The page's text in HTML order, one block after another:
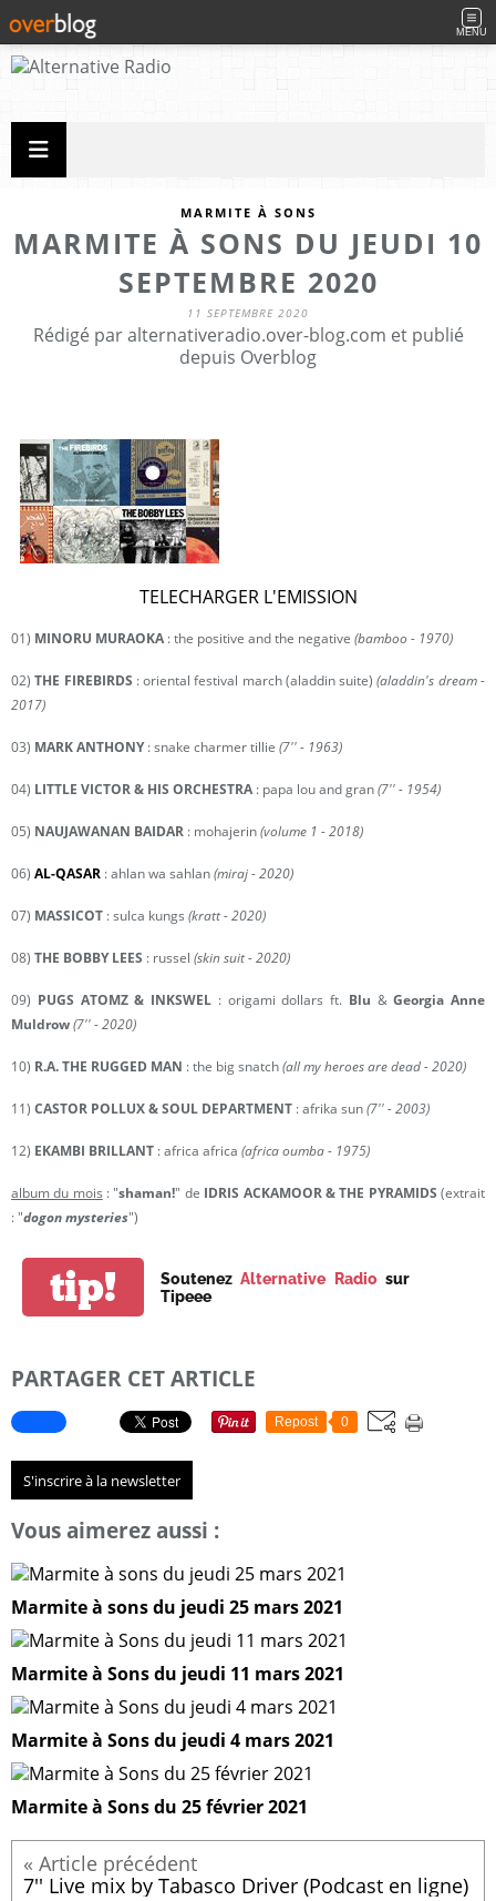
MENU
MARMITE À SONS
MARMITE À SONS DU JEUDI 10
SEPTEMBRE 2020
11 SEPTEMBRE 2020
Rédigé par alternativeradio.over-blog.com et publié
depuis Overblog
TELECHARGER L'EMISSION
01) MINORU MURAOKA : the positive and the negative (bamboo - 1970)
02) THE FIREBIRDS : oriental festival march (aladdin suite) (aladdin's dream -
2017)
03) MARK ANTHONY: snake charmer tillie (7'' - 1963)
04) LITTLE VICTOR & HIS ORCHESTRA : papa lou and gran(7'' - 1954)
05) NAUJAWANAN BAIDAR : mohajerin(volume 1 - 2018)
06) AL-QASAR : ahlan wa sahlan(miraj - 2020)
07) MASSICOT : sulca kungs (kratt - 2020)
08) THE BOBBY LEES : russel (skin suit - 2020)
09) PUGS ATOMZ & INKSWEL : origami dollars ft. Blu &Georgia Anne
Muldrow(7'' - 2020)
10) R.A. THE RUGGED MAN : the big snatch(all my heroes are dead - 2020)
11) CASTOR POLLUX & SOUL DEPARTMENT : afrika sun(7'' - 2003)
12) EKAMBI BRILLANT : africa africa (africa oumba - 1975)
album du mois : "shaman!" de IDRIS ACKAMOOR & THE PYRAMIDS (extrait
: "dogon mysteries")
tip! SoutenezAlternative Radiosur
Tipeee
PARTAGER CET ARTICLE
Repost 0
S'inscrire à la newsletter
Vous aimerez aussi :
Marmite à sons du jeudi 25 mars 2021
Marmite à Sons du jeudi 11 mars 2021
Marmite à Sons du jeudi 4 mars 2021
Marmite à Sons du 25 février 2021
7'' Live mix by Tabasco Driver (Podcast en ligne)